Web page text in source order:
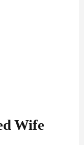
Wife